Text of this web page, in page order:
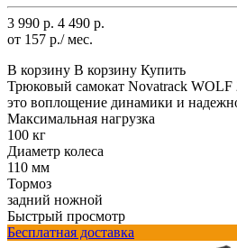
3 990 р. 4 490 р.
от 157 р./ мес.
В корзину В корзину Купить
Трюковый самокат Novatrack
это воплощение динамики и
Максимальная нагрузка
100 кг
Диаметр колеса
110 мм
Тормоз
задний ножной
Быстрый просмотр
Бесплатная доставка